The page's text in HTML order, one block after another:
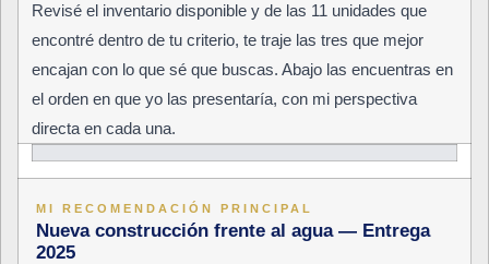
Revisé el inventario disponible y de las 11 unidades que
encontré dentro de tu criterio, te traje las tres que mejor
encajan con lo que sé que buscas. Abajo las encuentras en
el orden en que yo las presentaría, con mi perspectiva
directa en cada una.
MI RECOMENDACIÓN PRINCIPAL
Nueva construcción frente al agua — Entrega
2025